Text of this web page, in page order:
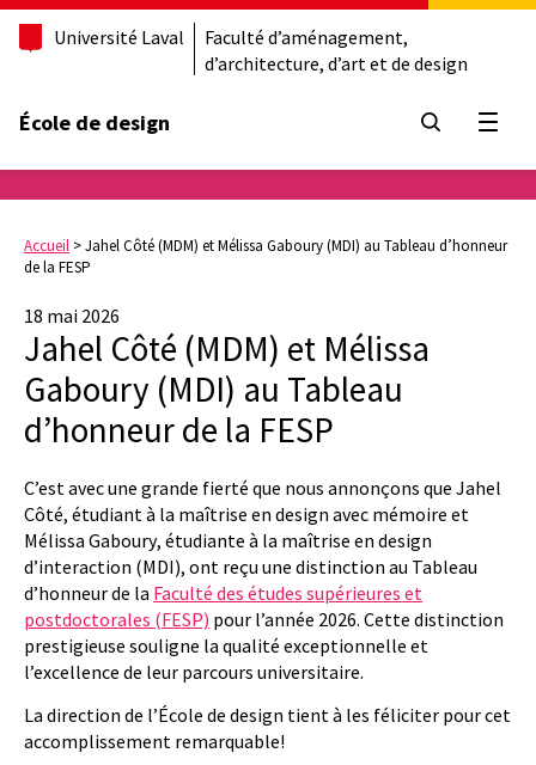
Université Laval
Faculté d’aménagement,
d’architecture, d’art et de design
École de design
Accueil >Jahel Côté (MDM) et Mélissa Gaboury (MDI) au Tableau d’honneur
de la FESP
18 mai 2026
Jahel Côté (MDM) et Mélissa
Gaboury (MDI) au Tableau
d’honneur de la FESP
C’est avec une grande fierté que nous annonçons que Jahel
Côté, étudiant à la maîtrise en design avec mémoire et
Mélissa Gaboury, étudiante à la maîtrise en design
d’interaction (MDI), ont reçu une distinction au Tableau
d’honneur de la Faculté des études supérieures et
postdoctorales (FESP) pour l’année 2026. Cette distinction
prestigieuse souligne la qualité exceptionnelle et
l’excellence de leur parcours universitaire.
La direction de l’École de design tient à les féliciter pour cet
accomplissement remarquable!